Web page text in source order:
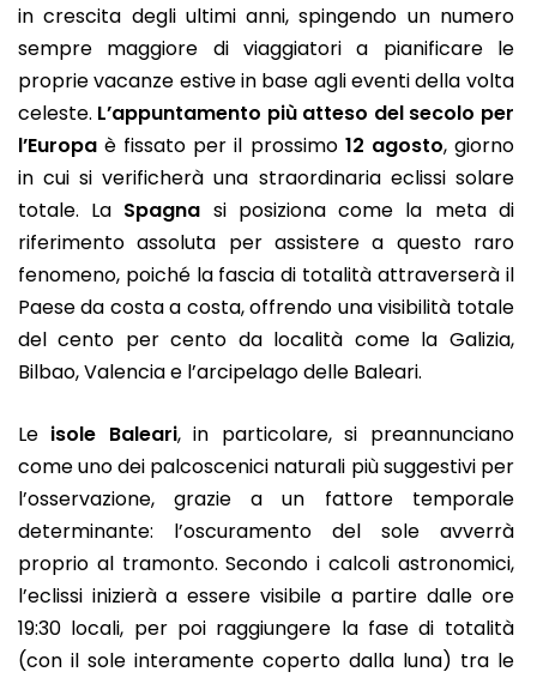
in crescita degli ultimi anni, spingendo un numero
sempre maggiore di viaggiatori a pianificare le
proprie vacanze estive in base agli eventi della volta
celeste. L’appuntamento più atteso del secolo per
l’Europa è fissato per il prossimo 12 agosto, giorno
in cui si verificherà una straordinaria eclissi solare
totale. La Spagna si posiziona come la meta di
riferimento assoluta per assistere a questo raro
fenomeno, poiché la fascia di totalità attraverserà il
Paese da costa a costa, offrendo una visibilità totale
del cento per cento da località come la Galizia,
Bilbao, Valencia e l’arcipelago delle Baleari.
Le isole Baleari, in particolare, si preannunciano
come uno dei palcoscenici naturali più suggestivi per
l’osservazione, grazie a un fattore temporale
determinante: l’oscuramento del sole avverrà
proprio al tramonto. Secondo i calcoli astronomici,
l’eclissi inizierà a essere visibile a partire dalle ore
19:30 locali, per poi raggiungere la fase di totalità
(con il sole interamente coperto dalla luna) tra le